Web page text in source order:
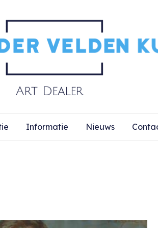
Informatie Nieuws